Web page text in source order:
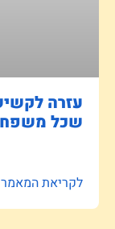
עזרה
שכל
לקריאת